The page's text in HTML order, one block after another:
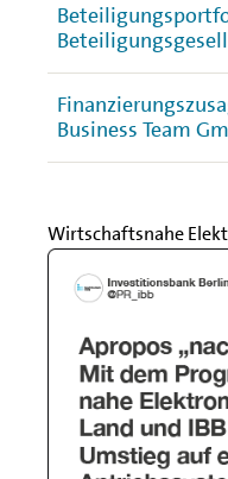
Business Team
Wirtschaftsnahe